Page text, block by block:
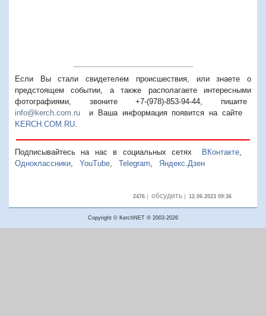
Если Вы стали свидетелем происшествия, или знаете о
предстоящем событии, а также располагаете интересными
фотографиями, звоните +7-(978)-853-94-44, пишите
info@kerch.com.ru и Ваша информация появится на сайте
KERCH.COM.RU
Подписывайтесь на нас в социальных сетях ВКонтакте,
Одноклассники
YouTube Telegram Яндекс.Дзен
2476| обсудить| 12.06.2023 09:36
Copyright © KerchNET ® 2003-2026